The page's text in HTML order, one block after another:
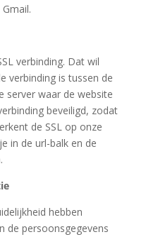
verbinding. Dat wil
verbinding is tussen de
server waar de website
beveiligd, zodat
de SSL op onze
in de url-balk en de
hebben
de persoonsgegevens